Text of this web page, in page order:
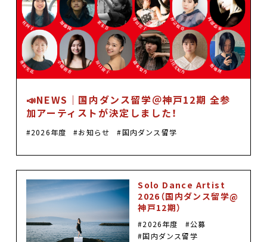
📣NEWS｜国内ダンス留学＠神戸12期 全参
加アーティストが決定しました！
2026年度 お知らせ 国内ダンス留学
Solo Dance Artist
2026（国内ダンス留学@
神戸12期）
2026年度
公募
国内ダンス留学